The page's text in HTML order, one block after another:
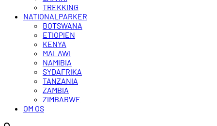
TREKKING
NATIONALPARKER
BOTSWANA
ETIOPIEN
KENYA
MALAWI
NAMIBIA
SYDAFRIKA
TANZANIA
ZAMBIA
ZIMBABWE
OM OS